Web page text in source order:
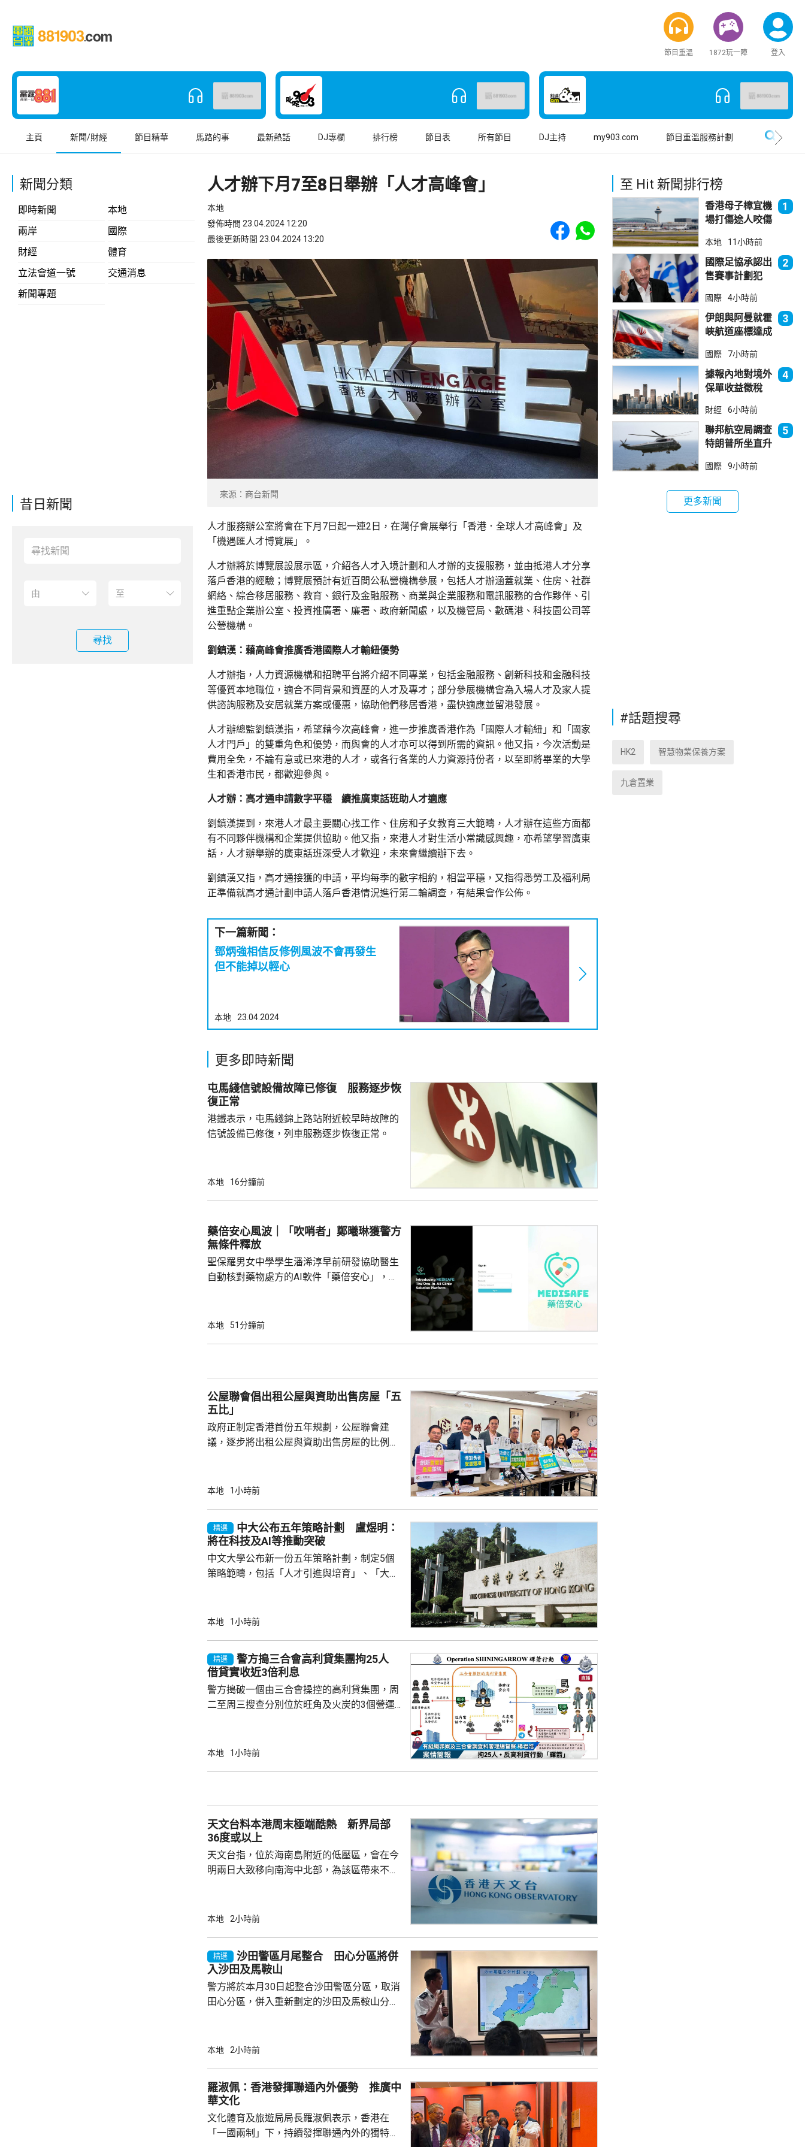
節目重溫 1872玩一陣 登入
主頁 新聞/財經 節目精華 馬路的事 最新熱話 DJ專欄 排行榜 節目表 所有節目 DJ主持 my903.com 節目重溫服務計劃
新聞分類
即時新聞
本地
兩岸
國際
財經
體育
立法會道一號
交通消息
新聞專題
昔日新聞
尋找
人才辦下月7至8日舉辦「人才高峰會」
本地
發佈時間 23.04.2024 12:20
最後更新時間 23.04.2024 13:20
Share to Facebook
Share to WhatsApp
來源：商台新聞
人才服務辦公室將會在下月7日起一連2日，在灣仔會展舉行「香港．全球人才高峰會」及
「機遇匯人才博覽展」。
人才辦將於博覽展設展示區，介紹各人才入境計劃和人才辦的支援服務，並由抵港人才分享
落戶香港的經驗；博覽展預計有近百間公私營機構參展，包括人才辦涵蓋就業、住房、社群
網絡、綜合移居服務、教育、銀行及金融服務、商業與企業服務和電訊服務的合作夥伴、引
進重點企業辦公室、投資推廣署、廉署、政府新聞處，以及機管局、數碼港、科技園公司等
公營機構。
劉鎮漢：藉高峰會推廣香港國際人才輸紐優勢
人才辦指，人力資源機構和招聘平台將介紹不同專業，包括金融服務、創新科技和金融科技
等優質本地職位，適合不同背景和資歷的人才及專才；部分參展機構會為入場人才及家人提
供諮詢服務及安居就業方案或優惠，協助他們移居香港，盡快適應並留港發展。
人才辦總監劉鎮漢指，希望藉今次高峰會，進一步推廣香港作為「國際人才輸紐」和「國家
人才門戶」的雙重角色和優勢，而與會的人才亦可以得到所需的資訊。他又指，今次活動是
費用全免，不論有意或已來港的人才，或各行各業的人力資源持份者，以至即將畢業的大學
生和香港市民，都歡迎參與。
人才辦：高才通申請數字平穩 續推廣東話班助人才適應
劉鎮漢提到，來港人才最主要關心找工作、住房和子女教育三大範疇，人才辦在這些方面都
有不同夥伴機構和企業提供協助。他又指，來港人才對生活小常識感興趣，亦希望學習廣東
話，人才辦舉辦的廣東話班深受人才歡迎，未來會繼續辦下去。
劉鎮漢又指，高才通接獲的申請，平均每季的數字相約，相當平穩，又指得悉勞工及福利局
正準備就高才通計劃申請人落戶香港情況進行第二輪調查，有結果會作公佈。
下一篇新聞：
鄧炳強相信反修例風波不會再發生
但不能掉以輕心
本地 23.04.2024
更多即時新聞
屯馬綫信號設備故障已修復 服務逐步恢
復正常
港鐵表示，屯馬綫錦上路站附近較早時故障的
信號設備已修復，列車服務逐步恢復正常。
本地 16分鐘前
藥倍安心風波｜「吹哨者」鄭曦琳獲警方
無條件釋放
聖保羅男女中學學生潘浠淳早前研發協助醫生
自動核對藥物處方的AI軟件「藥倍安心」，去
意下披露個人資料並造成指明傷害，被警方拘
本地 51分鐘前
公屋聯會倡出租公屋與資助出售房屋「五
五比」
政府正制定香港首份五年規劃，公屋聯會建
議，逐步將出租公屋與資助出售房屋的比例，
出租公屋，亦可提高資助出售房屋的比例，而
規劃內，訂明會研究調整比例至「5比5」，並
制定落實時間表。 聯會又期望政府重推出售公
屋計劃，讓公屋居民可以向上流動，...
本地 1小時前
精選
中大公布五年策略計劃 盧煜明：
將在科技及AI等推動突破
中文大學公布新一份五年策略計劃，制定5個
策略範疇，包括「人才引進與培育」、「大學
明表示，中大五年策略計劃是中大發展的重大
勢，在生命健康科技、人工智能及量子科學等
推動突破，也積極參與國家科研任務。 中大五
年策略計劃歷經逾一年籌備，其中包括成...
本地 1小時前
精選
警方搗三合會高利貸集團拘25人
借貸實收近3倍利息
警方搗破一個由三合會操控的高利貸集團，周
二至周三搜查分別位於旺角及火炭的3個營運
年齡介乎13至69歲，大部份是有黑社會背景的
作掩護，以免入息審查作招徠，吸引市民借
貸，集團一年間向約2000人放...
本地 1小時前
天文台料本港周末極端酷熱 新界局部
36度或以上
天文台指，位於海南島附近的低壓區，會在今
明兩日大致移向南海中北部，為該區帶來不穩
續，而受熱帶氣旋「白海豚」的外圍下沉氣流
本地 2小時前
精選
沙田警區月尾整合 田心分區將併
入沙田及馬鞍山
警方將於本月30日起整合沙田警區分區，取消
田心分區，併入重新劃定的沙田及馬鞍山分
仍然保留在沙田分區內。 警方指，重新界定兩
節慶活動等方面的警政需求，確保前線單位能
迅速應對。 警方又指，今次重新劃定的分區有
別傳統分法，當中馬鞍山警區延...
本地 2小時前
羅淑佩：香港發揮聯通內外優勢 推廣中
華文化
文化體育及旅遊局局長羅淑佩表示，香港在
「一國兩制」下，持續發揮聯通內外的獨特優
至 Hit 新聞排行榜
香港母子樟宜機
場打傷途人咬傷
法院判囚
1
本地 11小時前
國際足協承認出
售賽事計劃犯
持恩芬天奴
2
國際 4小時前
伊朗與阿曼就霍
峽航道座標達成
部分途經伊朗領
海
3
國際 7小時前
據報內地對境外
保單收益徵稅
倫敦股價急跌
4
財經 6小時前
聯邦航空局調查
特朗普所坐直升
全事件
5
國際 9小時前
更多新聞
#話題搜尋
HK2 智慧物業保養方案
九倉置業